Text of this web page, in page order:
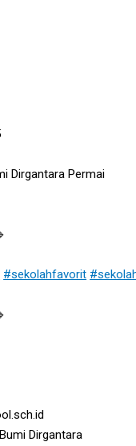
Dirgantara Permai
#sekolahfavorit
Dirgantara